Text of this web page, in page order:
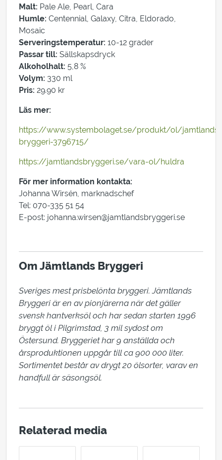
Malt: Pale Ale, Pearl, Cara
Humle: Centennial, Galaxy, Citra, Eldorado,
Mosaic
Serveringstemperatur: 10-12 grader
Passar till: Sällskapsdryck
Alkoholhalt: 5,8 %
Volym: 330 ml
Pris: 29.90 kr
Läs mer:
https://www.systembolaget.se/produkt/ol/jamtlands-
bryggeri-3796715/
https://jamtlandsbryggeri.se/vara-ol/huldra
För mer information kontakta:
Johanna Wirsén, marknadschef
Tel: 070-335 51 54
E-post: johanna.wirsen@jamtlandsbryggeri.se
Om Jämtlands Bryggeri
Sveriges mest prisbelönta bryggeri. Jämtlands
Bryggeri är en av pionjärerna när det gäller
svensk hantverksöl och har sedan starten 1996
bryggt öl i Pilgrimstad, 3 mil sydost om
Östersund. Bryggeriet har 9 anställda och
årsproduktionen uppgår till ca 900 000 liter.
Sortimentet består av drygt 20 ölsorter, varav en
handfull är säsongsöl.
Relaterad media